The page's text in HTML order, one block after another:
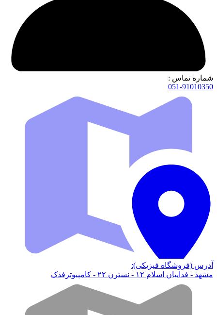
شماره تماس :
051-91010350
آدرس (فروشگاه فیزیکی):
مشهد - فداییان اسلام ۱۲ - نسترن ۲۲ - کامپیوترفدک